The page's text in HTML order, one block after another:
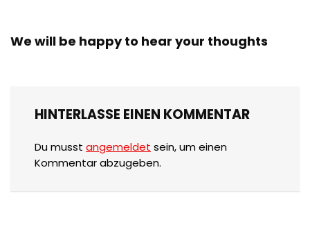
We will be happy to hear your thoughts
HINTERLASSE EINEN KOMMENTAR
Du musst angemeldet sein, um einen
Kommentar abzugeben.